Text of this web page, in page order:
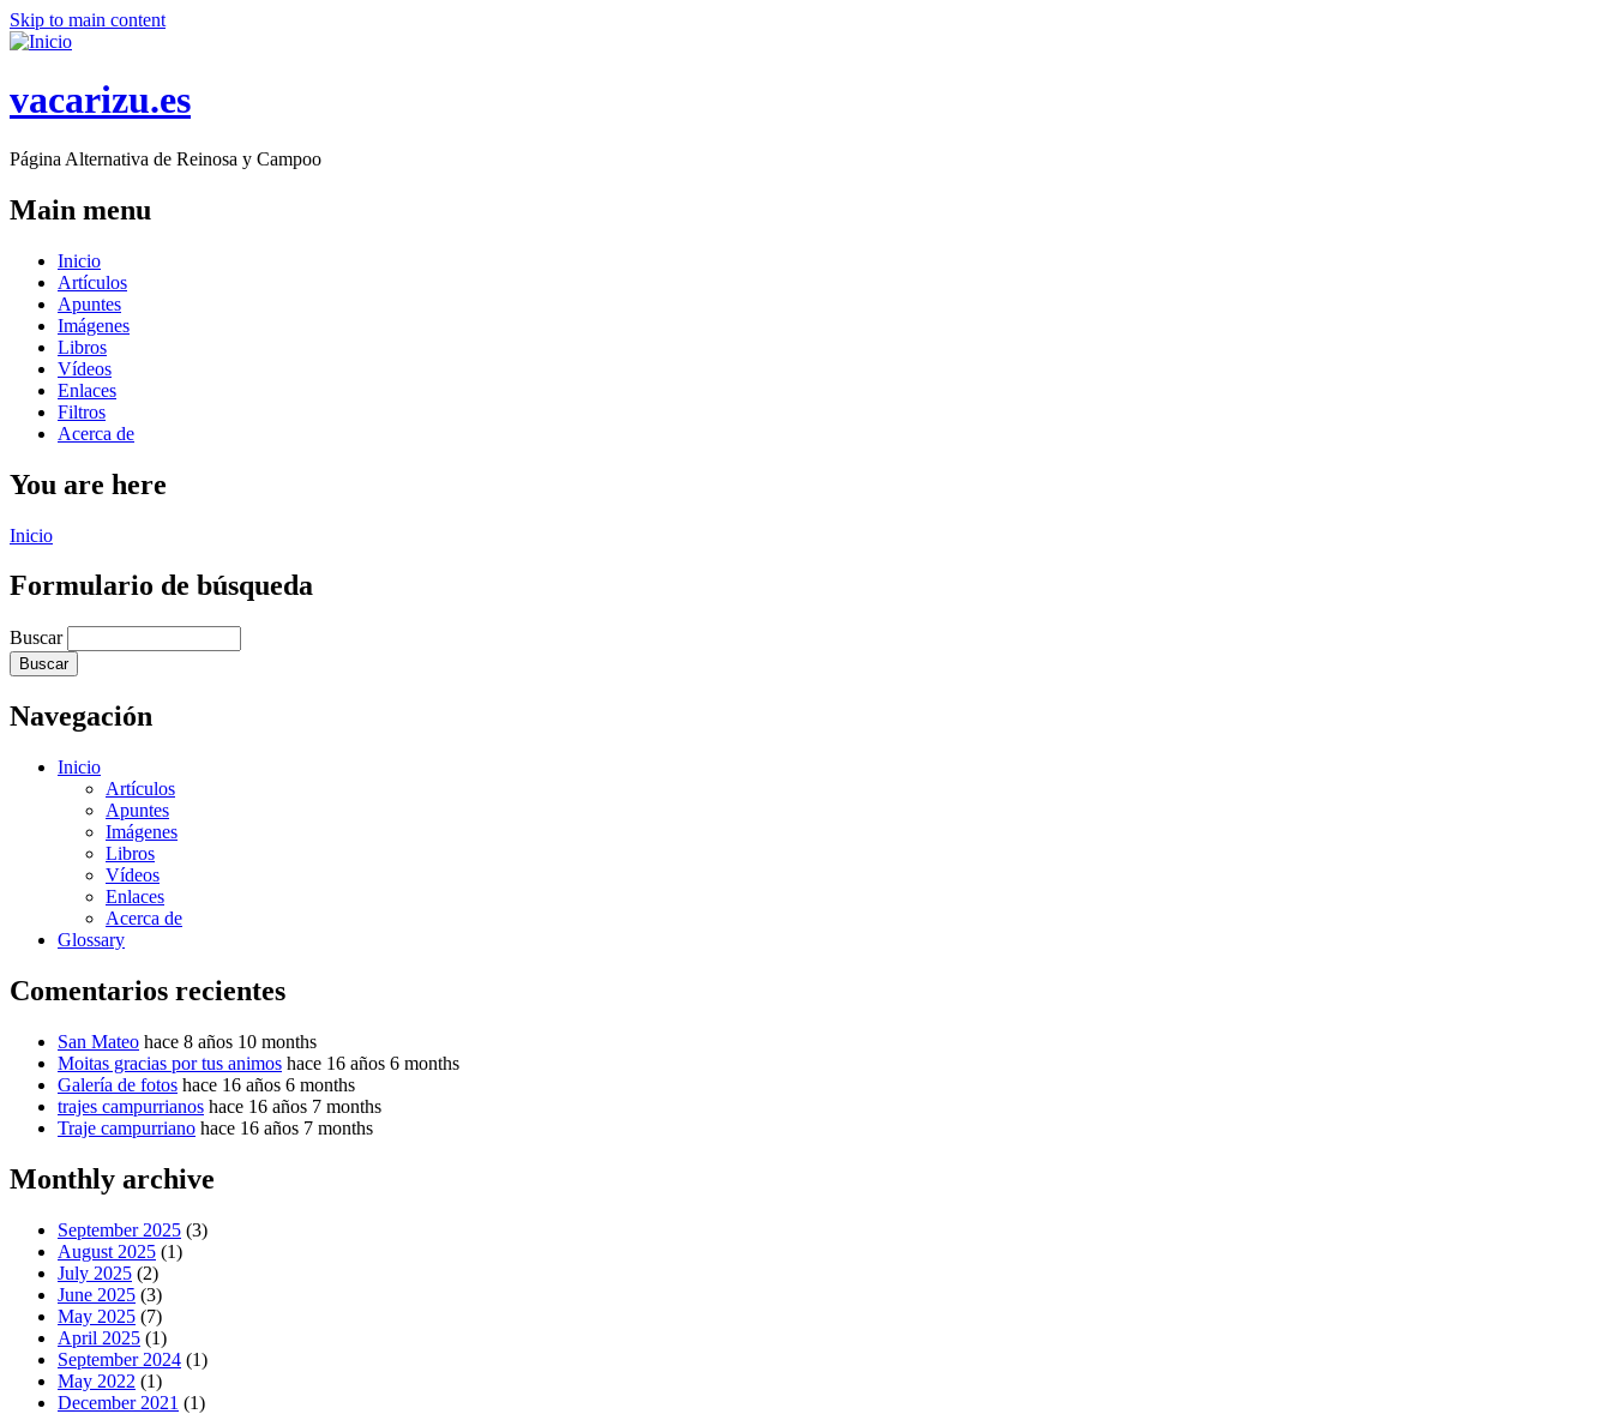
Skip to main content
vacarizu.es
Página Alternativa de Reinosa y Campoo
Main menu
Inicio
Artículos
Apuntes
Imágenes
Libros
Vídeos
Enlaces
Filtros
Acerca de
You are here
Inicio
Formulario de búsqueda
Buscar
Navegación
Inicio
Artículos
Apuntes
Imágenes
Libros
Vídeos
Enlaces
Acerca de
Glossary
Comentarios recientes
San Mateo hace 8 años 10 months
Moitas gracias por tus animos hace 16 años 6 months
Galería de fotos hace 16 años 6 months
trajes campurrianos hace 16 años 7 months
Traje campurriano hace 16 años 7 months
Monthly archive
September 2025 (3)
August 2025 (1)
July 2025 (2)
June 2025 (3)
May 2025 (7)
April 2025 (1)
September 2024 (1)
May 2022 (1)
December 2021 (1)